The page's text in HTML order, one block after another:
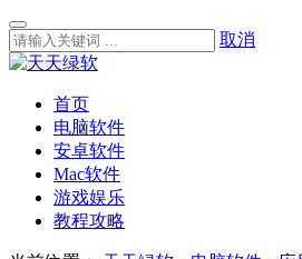
取消
首页
电脑软件
安卓软件
Mac软件
游戏娱乐
教程攻略